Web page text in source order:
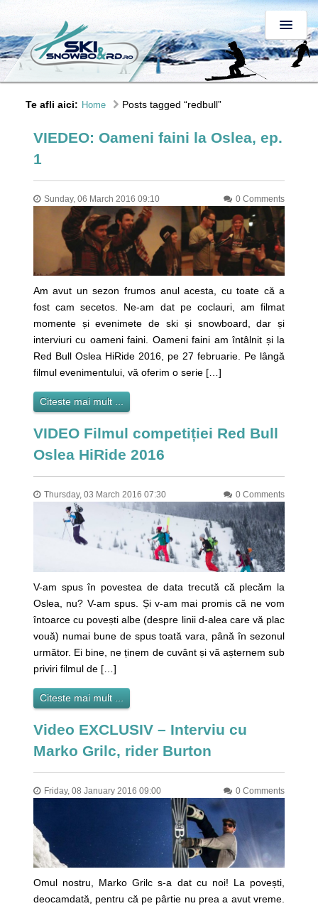
Te afli aici: Home Posts tagged “redbull”
VIEDEO: Oameni faini la Oslea, ep.
1
Sunday, 06 March 2016 09:10 0 Comments
Am avut un sezon frumos anul acesta, cu toate că a
fost cam secetos. Ne-am dat pe coclauri, am filmat
momente și evenimete de ski și snowboard, dar și
interviuri cu oameni faini. Oameni faini am întâlnit și la
Red Bull Oslea HiRide 2016, pe 27 februarie. Pe lângă
filmul evenimentului, vă oferim o serie […]
Citeste mai mult ...
VIDEO Filmul competiției Red Bull
Oslea HiRide 2016
Thursday, 03 March 2016 07:30 0 Comments
V-am spus în povestea de data trecută că plecăm la
Oslea, nu? V-am spus. Și v-am mai promis că ne vom
întoarce cu povești albe (despre linii d-alea care vă plac
vouă) numai bune de spus toată vara, până în sezonul
următor. Ei bine, ne ținem de cuvânt și vă așternem sub
priviri filmul de […]
Citeste mai mult ...
Video EXCLUSIV – Interviu cu
Marko Grilc, rider Burton
Friday, 08 January 2016 09:00 0 Comments
Omul nostru, Marko Grilc s-a dat cu noi! La povești,
deocamdată, pentru că pe pârtie nu prea a avut vreme.